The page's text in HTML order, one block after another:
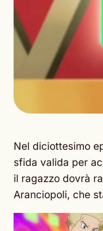
Nel diciottesimo
sfida valida per
il ragazzo dovrà
Aranciopoli, che